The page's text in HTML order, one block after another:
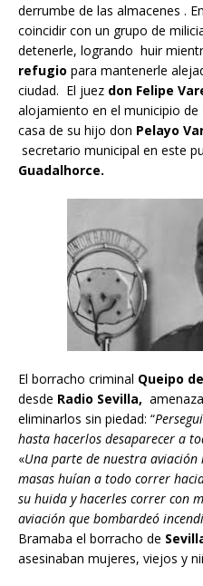
derrumbe de las almacenes .
coincidir con un grupo de
detenerle, logrando huir
refugio para mantenerle
ciudad. El juez don Felipe
alojamiento en el municipio de
casa de su hijo don Pelayo
secretario municipal en este
Guadalhorce.
El borracho criminal Queipo
desde Radio Sevilla,
eliminarlos sin piedad: “
hasta hacerlos desaparecer a
«Una parte de nuestra aviación
masas huían a todo correr
su huida y hacerles correr con
aviación que bombardeó
Bramaba el borracho de
asesinaban mujeres, viejos y